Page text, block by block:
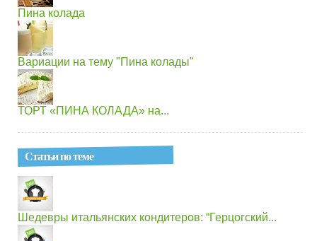
Пина колада
Вариации на тему "Пина колады"
ТОРТ «ПИНА КОЛАДА» на...
Статьи по теме
Шедевры итальянских кондитеров: “Герцогский...